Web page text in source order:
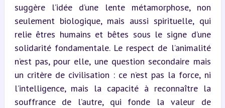
suggère l’idée d’une lente métamorphose, non
seulement biologique, mais aussi spirituelle, qui
relie êtres humains et bêtes sous le signe d’une
solidarité fondamentale. Le respect de l’animalité
n’est pas, pour elle, une question secondaire mais
un critère de civilisation : ce n’est pas la force, ni
l’intelligence, mais la capacité à reconnaître la
souffrance de l’autre, qui fonde la valeur de